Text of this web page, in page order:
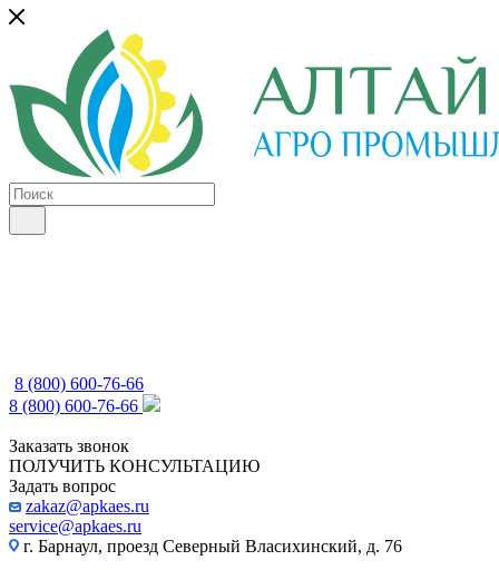
8 (800) 600-76-66
8 (800) 600-76-66
Заказать звонок
ПОЛУЧИТЬ КОНСУЛЬТАЦИЮ
Задать вопрос
zakaz@apkaes.ru
service@apkaes.ru
г. Барнаул, проезд Северный Власихинский, д. 76